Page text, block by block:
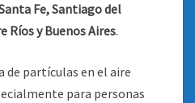
Fe, Santiago del
Ríos y Buenos Aires.
de partículas en el aire
para personas